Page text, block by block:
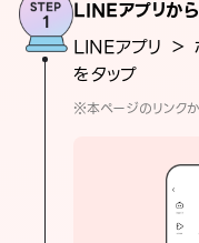
LINEアプリか
LINEアプリ ＞
をタップ
※本ページのリンク